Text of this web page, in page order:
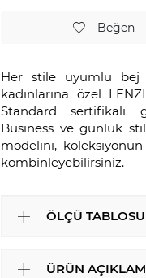
Beğen
Her stile uyumlu bej
kadınlarına özel
Standard sertifikalı
Business ve günlük
modelini,
kombinleyebilirsiniz.
ÖLÇÜ TABLOSU
ÜRÜN